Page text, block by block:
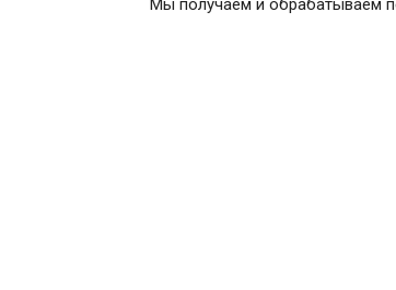
Мы получаем и обрабатываем